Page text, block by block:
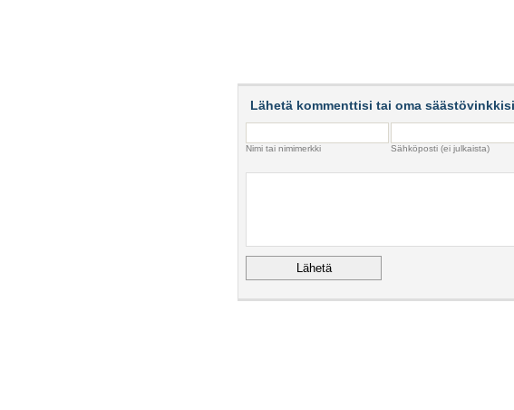
Lähetä kommenttisi tai oma säästövinkkisi
Nimi tai nimimerkki Sähköposti (ei julkaista)